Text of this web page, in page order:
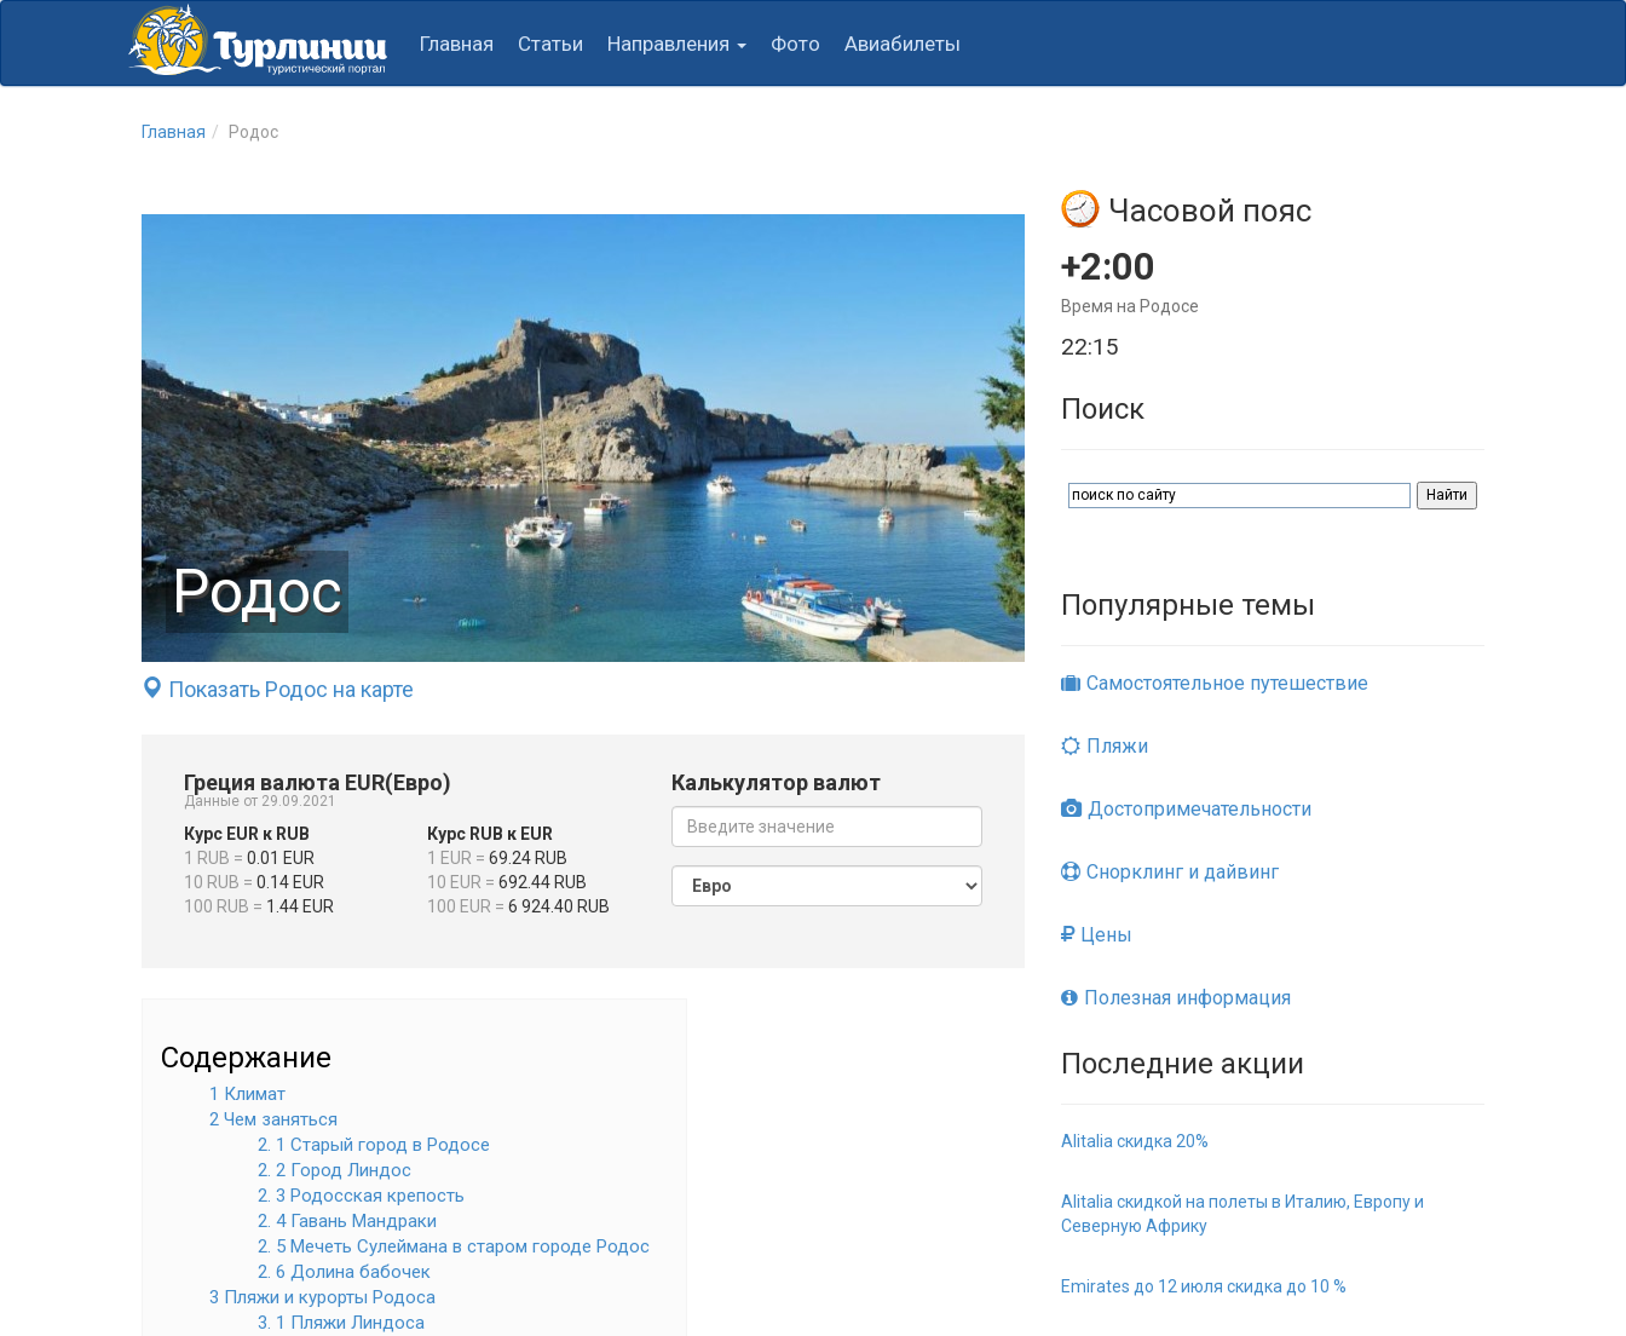
Главная Статьи Направления Фото Авиабилеты
Главная Родос
Родос
Показать Родос на карте
Греция валюта EUR(Евро)
Данные от 29.09.2021
Курс EUR к RUB
1 RUB = 0.01 EUR
10 RUB = 0.14 EUR
100 RUB = 1.44 EUR
Курс RUB к EUR
1 EUR = 69.24 RUB
10 EUR = 692.44 RUB
100 EUR = 6 924.40 RUB
Калькулятор валют
Содержание
1 Климат
2 Чем заняться
2. 1 Старый город в Родосе
2. 2 Город Линдос
2. 3 Родосская крепость
2. 4 Гавань Мандраки
2. 5 Мечеть Сулеймана в старом городе Родос
2. 6 Долина бабочек
3 Пляжи и курорты Родоса
3. 1 Пляжи Линдоса
Часовой пояс
+2:00
Время на Родосе
22:15
Поиск
Популярные темы
Самостоятельное путешествие
Пляжи
Достопримечательности
Снорклинг и дайвинг
Цены
Полезная информация
Последние акции
Alitalia скидка 20%
Alitalia скидкой на полеты в Италию, Европу и
Северную Африку
Emirates до 12 июля скидка до 10 %